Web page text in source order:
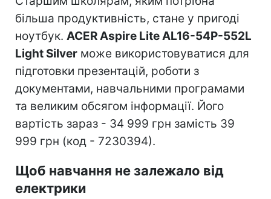
більша продуктивність, стане у пригоді
ноутбук. ACER Aspire Lite AL16-54P-552L
Light Silver може використовуватися для
підготовки презентацій, роботи з
документами, навчальними програмами
та великим обсягом інформації. Його
вартість зараз - 34 999 грн замість 39
999 грн (код - 7230394).
Щоб навчання не залежало від
електрики